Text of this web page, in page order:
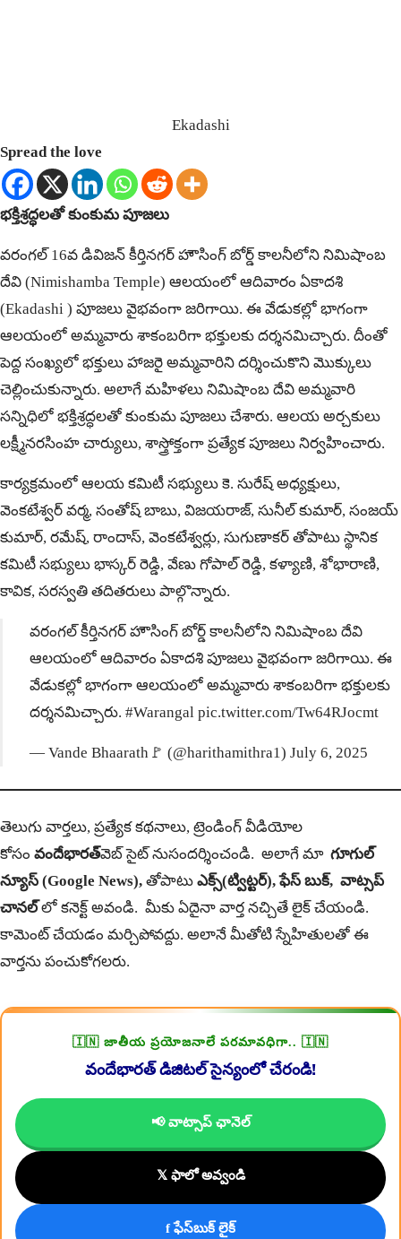
Ekadashi
Spread the love
భ‌క్తిశ్ర‌ద్ధ‌ల‌తో కుంకుమ పూజ‌లు
వ‌రంగ‌ల్ 16వ డివిజ‌న్ కీర్తిన‌గ‌ర్ హౌసింగ్ బోర్డ్ కాల‌నీలోని నిమిషాంబ
దేవి (Nimishamba Temple) ఆల‌యంలో ఆదివారం ఏకాద‌శి
(Ekadashi ) పూజ‌లు వైభ‌వంగా జ‌రిగాయి. ఈ వేడుక‌ల్లో భాగంగా
ఆల‌యంలో అమ్మ‌వారు శాకంబ‌రిగా భ‌క్తుల‌కు ద‌ర్శ‌న‌మిచ్చారు. దీంతో
పెద్ద సంఖ్య‌లో భ‌క్తులు హాజ‌రై అమ్మ‌వారిని ద‌ర్శించుకొని మొక్కులు
చెల్లించుకున్నారు. అలాగే మ‌హిళ‌లు నిమిషాంబ దేవి అమ్మ‌వారి
స‌న్నిధిలో భ‌క్తిశ్ర‌ద్ధ‌ల‌తో కుంకుమ పూజ‌లు చేశారు. ఆల‌య అర్చ‌కులు
లక్ష్మీనరసింహ చార్యులు, శాస్త్రోక్తంగా ప్ర‌త్యేక పూజ‌లు నిర్వ‌హించారు.
కార్య‌క్ర‌మంలో ఆల‌య‌ కమిటీ సభ్యులు కె. సురేష్ అధ్యక్షులు,
వెంకటేశ్వర్ వర్మ, సంతోష్ బాబు, విజయరాజ్, సునీల్ కుమార్, సంజయ్
కుమార్, రమేష్, రాందాస్, వెంకటేశ్వర్లు, సుగుణాకర్ తోపాటు స్థానిక
కమిటీ సభ్యులు భాస్కర్ రెడ్డి, వేణు గోపాల్ రెడ్డి, కళ్యాణి, శోభారాణి,
కావిక, సరస్వతి త‌దిత‌రులు పాల్గొన్నారు.
వ‌రంగ‌ల్ కీర్తిన‌గ‌ర్ హౌసింగ్ బోర్డ్ కాల‌నీలోని నిమిషాంబ దేవి
ఆల‌యంలో ఆదివారం ఏకాద‌శి పూజ‌లు వైభ‌వంగా జ‌రిగాయి. ఈ
వేడుక‌ల్లో భాగంగా ఆల‌యంలో అమ్మ‌వారు శాకంబ‌రిగా భ‌క్తుల‌కు
ద‌ర్శ‌న‌మిచ్చారు. #Warangal pic.twitter.com/Tw64RJocmt
— Vande Bhaarath🚩 (@harithamithra1) July 6, 2025
తెలుగు వార్తలు, ప్రత్యేక కథనాలు, ట్రెండింగ్ వీడియోల
కోసం వందేభారత్వెబ్ సైట్ నుసందర్శించండి. అలాగే మా గూగుల్
న్యూస్ (Google News), తోపాటు ఎక్స్(ట్విట్టర్),ఫేస్ బుక్, వాట్సప్
చానల్ లో కనెక్ట్ అవండి. మీకు ఏదైనా వార్త నచ్చితే లైక్ చేయండి.
కామెంట్ చేయడం మర్చిపోవద్దు. అలానే మీతోటి స్నేహితులతో ఈ
వార్తను పంచుకోగలరు.
🇮🇳 జాతీయ ప్రయోజనాలే పరమావధిగా.. 🇮🇳
వందేభారత్ డిజిటల్ సైన్యంలో చేరండి!
📢 వాట్సాప్ ఛానెల్
𝕏 ఫాలో అవ్వండి
f ఫేస్‌బుక్ లైక్